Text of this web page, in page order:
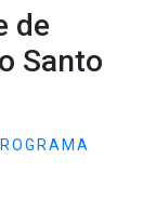
de
Santo